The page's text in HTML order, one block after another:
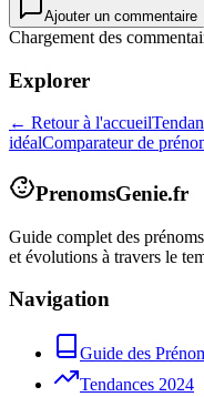
Ajouter un commentaire
Chargement des
Explorer
← Retour à l'accueil
idéalComparateur de
PrenomsGenie.fr
Guide complet des
et évolutions à travers le
Navigation
Guide des
Tendances 2024